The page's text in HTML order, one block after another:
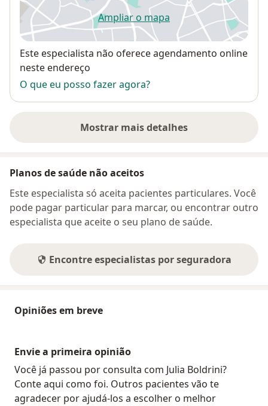
Ampliar o mapaabre num novo separador
Disponibilidade
Este especialista não oferece agendamento online
neste endereço
O que eu posso fazer agora?
Mostrar mais detalhes
sobre o endereço
Planos de saúde não aceitos
Este especialista só aceita pacientes particulares. Você
pode pagar particular para marcar, ou encontrar outro
especialista que aceite o seu plano de saúde.
Encontre especialistas por seguradora
Opiniões em breve
Envie a primeira opinião
Você já passou por consulta com Julia Boldrini?
Conte aqui como foi. Outros pacientes vão te
agradecer por ajudá-los a escolher o melhor